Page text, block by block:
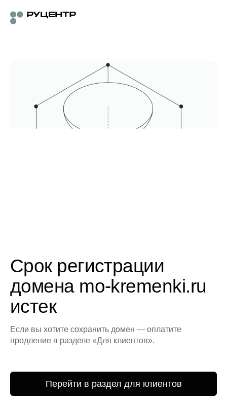
Срок регистрации
домена mo-kremenki.ru
истек
Если вы хотите сохранить домен — оплатите
продление в разделе «Для клиентов».
Перейти в раздел для клиентов